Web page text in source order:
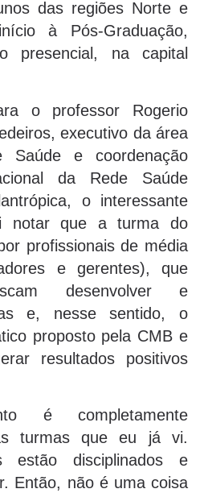
das regiões Norte e
à Pós-Graduação,
presencial, na capital
o professor Rogerio
executivo da área
Saúde e coordenação
da Rede Saúde
o interessante
notar que a turma do
profissionais de média
e gerentes), que
desenvolver e
e, nesse sentido, o
proposto pela CMB e
resultados positivos
é completamente
turmas que eu já vi.
estão disciplinados e
Então, não é uma coisa